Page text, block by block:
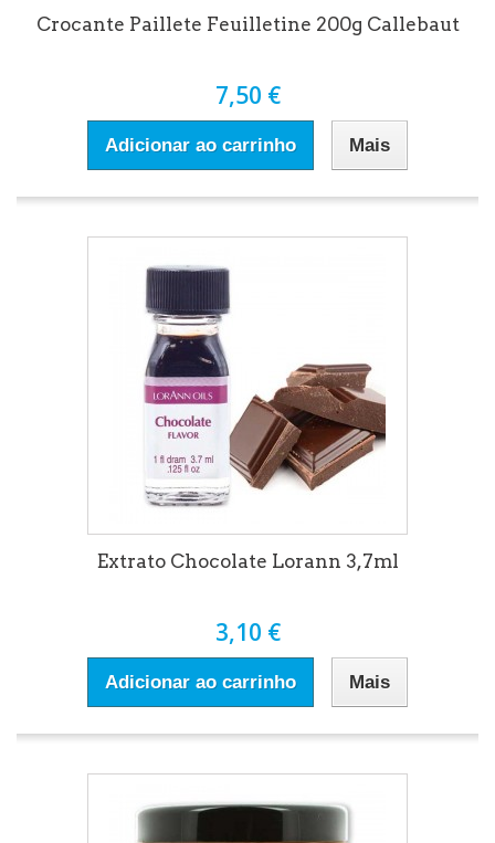
Crocante Paillete Feuilletine 200g Callebaut
7,50 €
Adicionar ao carrinho Mais
Extrato Chocolate Lorann 3,7ml
3,10 €
Adicionar ao carrinho Mais